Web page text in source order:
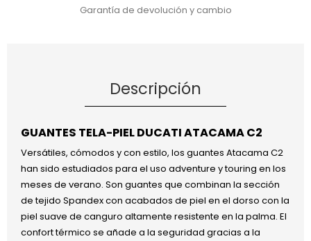
Garantía de devolución y cambio
Descripción
GUANTES TELA-PIEL DUCATI ATACAMA C2
Versátiles, cómodos y con estilo, los guantes Atacama C2
han sido estudiados para el uso adventure y touring en los
meses de verano. Son guantes que combinan la sección
de tejido Spandex con acabados de piel en el dorso con la
piel suave de canguro altamente resistente en la palma. El
confort térmico se añade a la seguridad gracias a la